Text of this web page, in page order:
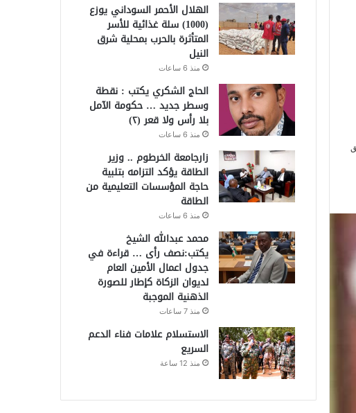
الهلال الأحمر السوداني يوزع
(1000) سلة غذائية للأسر
المتأثرة بالحرب بمحلية شرق
النيل
منذ 6 ساعات
الحاج الشكري يكتب : نقطة
وسطر جديد … حكومة الآمل
بلا رأس ولا قعر (٢)
منذ 6 ساعات
زارجامعة الخرطوم .. وزير
الطاقة يؤكد التزامه بتلبية
حاجة المؤسسات التعليمية من
الطاقة
منذ 6 ساعات
محمد عبدالله الشيخ
يكتب:نصف رأى … قراءة في
جدول اعمال الأمين العام
لديوان الزكاة كإطار للصورة
الذهنية الموجبة
منذ 7 ساعات
الاستسلام علامات فناء الدعم
السريع
منذ 12 ساعة